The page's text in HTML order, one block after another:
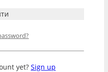
начиная от
в Paymaster и его
QR оплаты в личном
yet? Sign up